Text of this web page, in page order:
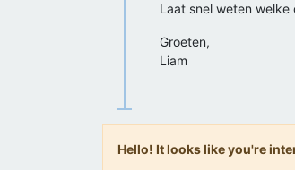
Laat snel weten
Groeten,
Liam
Hello! It looks like you're